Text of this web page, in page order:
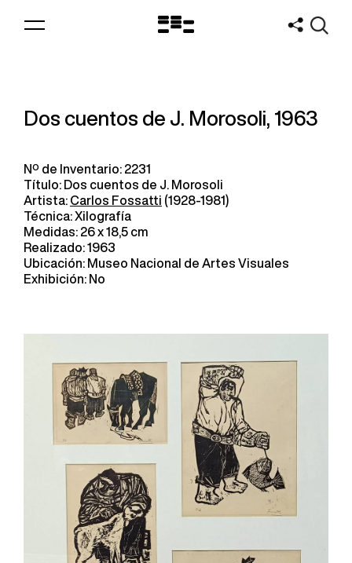
Logo
Dos cuentos de J. Morosoli, 1963
Nº de Inventario: 2231
Título: Dos cuentos de J. Morosoli
Artista: Carlos Fossatti (1928-1981)
Técnica: Xilografía
Medidas: 26 x 18,5 cm
Realizado: 1963
Ubicación: Museo Nacional de Artes Visuales
Exhibición: No